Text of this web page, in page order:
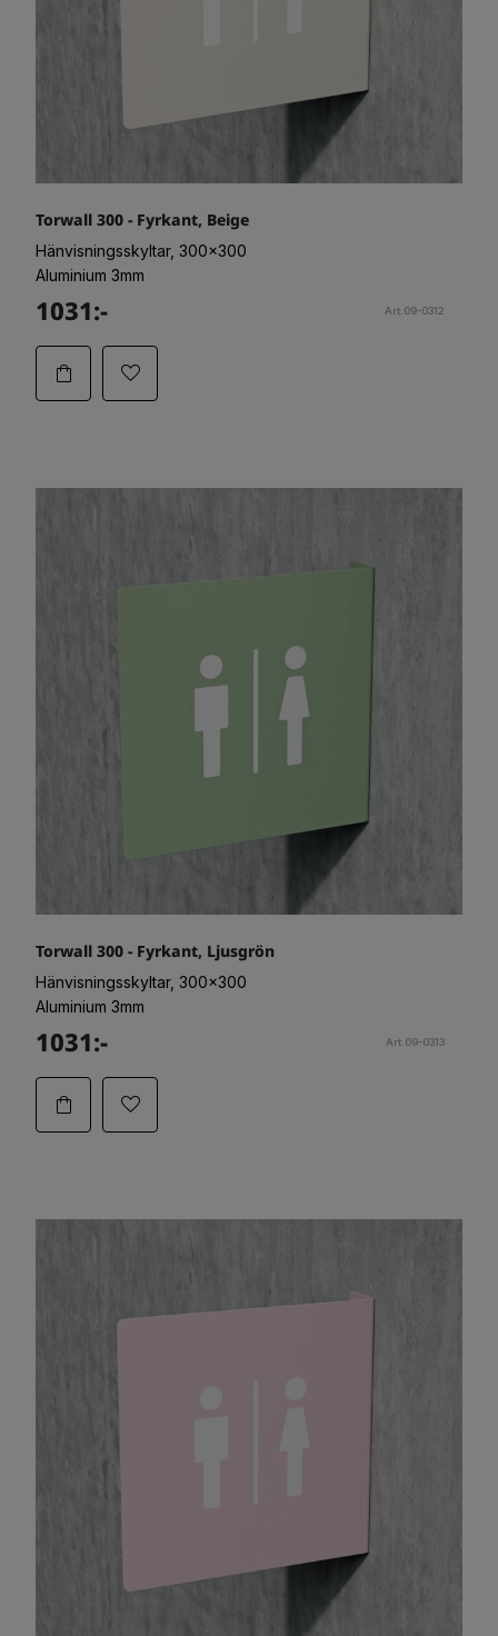
Torwall 300 - Fyrkant, Beige
Hänvisningsskyltar, 300x300
Aluminium 3mm
1031:- Art.09-0312
Torwall 300 - Fyrkant, Ljusgrön
Hänvisningsskyltar, 300x300
Aluminium 3mm
1031:- Art.09-0313